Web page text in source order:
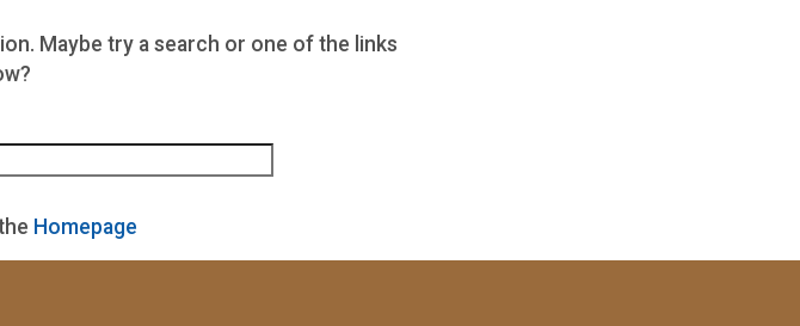
Maybe try a search or one of the links
Homepage